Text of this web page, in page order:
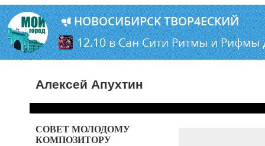
Алексей Апухтин
СОВЕТ МОЛОДОМУ
КОМПОЗИТОРУ